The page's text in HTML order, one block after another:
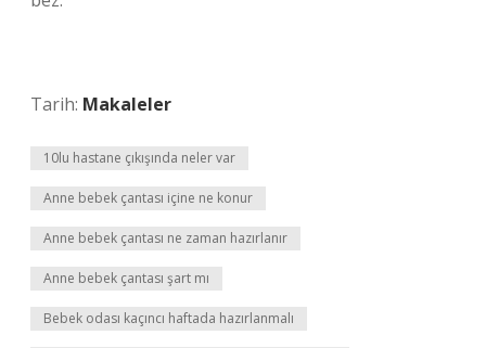
Tarih: Makaleler
10lu hastane çıkışında neler var
Anne bebek çantası içine ne konur
Anne bebek çantası ne zaman hazırlanır
Anne bebek çantası şart mı
Bebek odası kaçıncı haftada hazırlanmalı